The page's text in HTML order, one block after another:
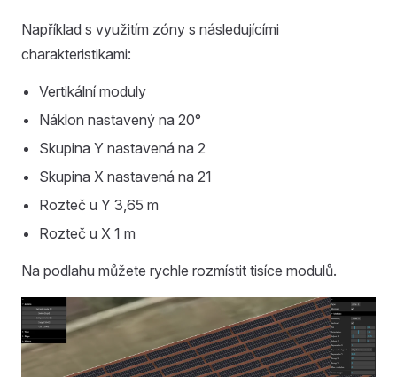
Například s využitím zóny s následujícími
charakteristikami:
Vertikální moduly
Náklon nastavený na 20°
Skupina Y nastavená na 2
Skupina X nastavená na 21
Rozteč u Y 3,65 m
Rozteč u X 1 m
Na podlahu můžete rychle rozmístit tisíce modulů.